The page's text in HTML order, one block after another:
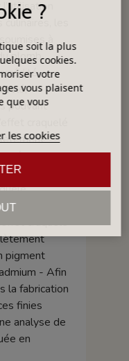
les
à
plomb
pouvant
craquelé
avec un
pouvant
craquelé
pigment
- Afin
la fabrication
finies
analyse de
en
?
soit la plus
cookies.
votre
vous plaisent
que vous
les cookies